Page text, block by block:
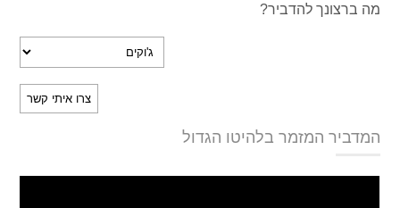
מה ברצונך להדביר?
המדביר המזמר בלהיטו הגדול